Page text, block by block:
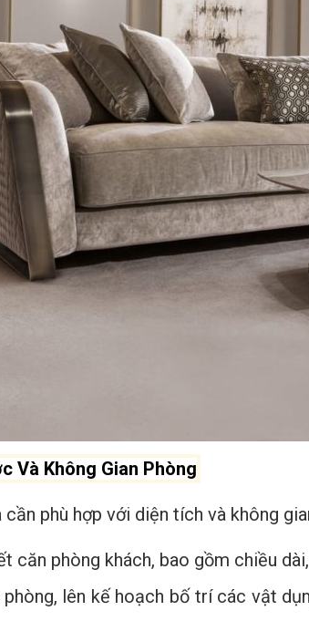
Và Không Gian Phòng
phù hợp với diện tích và không
căn phòng khách, bao gồm chiều
lên kế hoạch bố trí các vật